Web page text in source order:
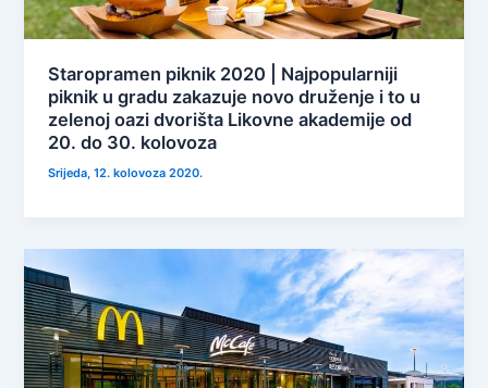
Staropramen piknik 2020 | Najpopularniji
piknik u gradu zakazuje novo druženje i to u
zelenoj oazi dvorišta Likovne akademije od
20. do 30. kolovoza
Srijeda, 12. kolovoza 2020.